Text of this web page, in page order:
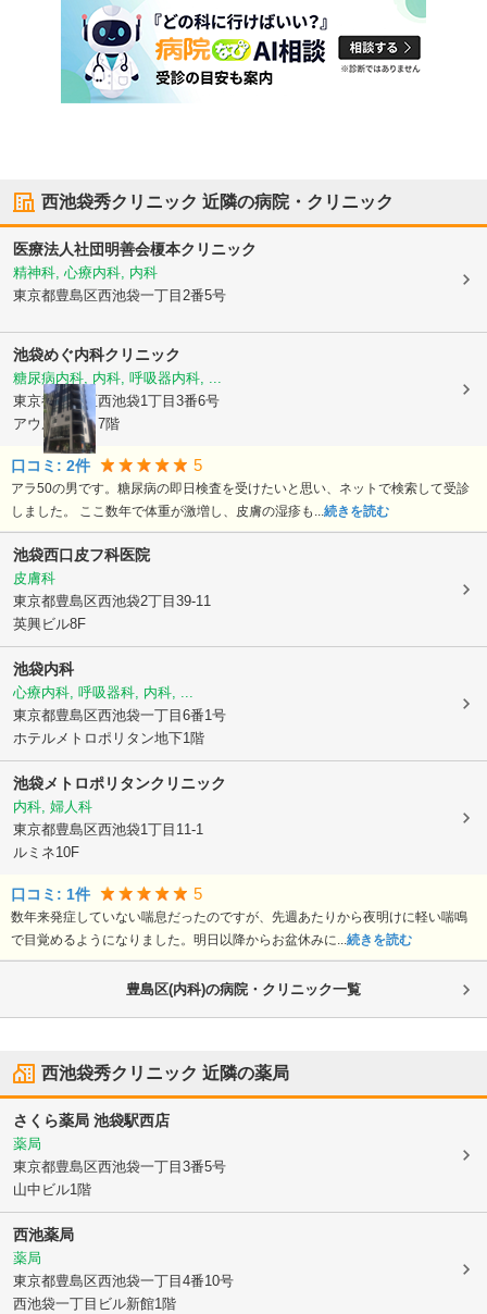
西池袋秀クリニック 近隣の病院・クリニック
医療法人社団明善会榎本クリニック
精神科, 心療内科, 内科
東京都豊島区西池袋一丁目2番5号
池袋めぐ内科クリニック
糖尿病内科, 内科, 呼吸器内科, ...
東京都豊島区西池袋1丁目3番6号
アウルコート7階
口コミ: 2件 5
アラ50の男です。糖尿病の即日検査を受けたいと思い、ネットで検索して受診
しました。 ここ数年で体重が激増し、皮膚の湿疹も... 続きを読む
池袋西口皮フ科医院
皮膚科
東京都豊島区西池袋2丁目39-11
英興ビル8F
池袋内科
心療内科, 呼吸器科, 内科, ...
東京都豊島区西池袋一丁目6番1号
ホテルメトロポリタン地下1階
池袋メトロポリタンクリニック
内科, 婦人科
東京都豊島区西池袋1丁目11-1
ルミネ10F
口コミ: 1件 5
数年来発症していない喘息だったのですが、先週あたりから夜明けに軽い喘鳴
で目覚めるようになりました。明日以降からお盆休みに... 続きを読む
豊島区(内科)の病院・クリニック一覧
西池袋秀クリニック 近隣の薬局
さくら薬局 池袋駅西店
薬局
東京都豊島区西池袋一丁目3番5号
山中ビル1階
西池薬局
薬局
東京都豊島区西池袋一丁目4番10号
西池袋一丁目ビル新館1階